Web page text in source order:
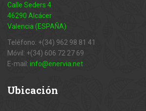
Calle Seders 4
46290 Alcácer
Valencia (ESPAÑA)
Teléfono: +(34) 962 98 81 41
Móvil: +(34) 606 72 27 69
E-mail: info@enervia.net
Ubicación